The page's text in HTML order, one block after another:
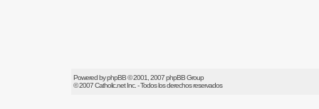
Powered byphpBB© 2001, 2007 phpBB Group
© 2007Catholic.netInc. - Todos los derechos reservados